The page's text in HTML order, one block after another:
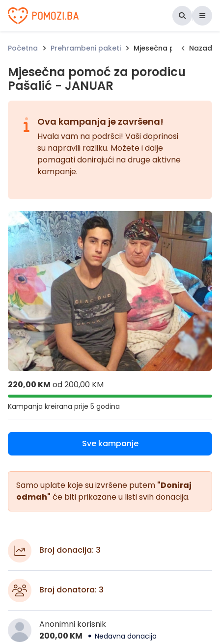
Udruženje Pomozi.ba
Početna Prehrambeni paketi Mjesečna pomoć za
Nazad
Mjesečna pomoć za porodicu
Pašalić - JANUAR
Ova kampanja je završena!
Hvala vam na podršci! Vaši doprinosi
su napravili razliku. Možete i dalje
pomagati donirajući na druge aktivne
kampanje.
220,00 KM od200,00 KM
Kampanja kreirana prije 5 godina
Sve kampanje
Samo uplate koje su izvršene putem "Doniraj
odmah" će biti prikazane u listi svih donacija.
Broj donacija: 3
Broj donatora: 3
Anonimni korisnik
200,00 KM
Nedavna donacija